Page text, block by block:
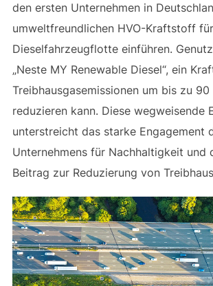
den ersten Unternehmen in
umweltfreundlichen HVO-Kraftstoff
Dieselfahrzeugflotte einführen.
„Neste MY Renewable Diesel“, ein
Treibhausgasemissionen um bis zu 90
reduzieren kann. Diese wegweisende
unterstreicht das starke Engagement
Unternehmens für Nachhaltigkeit und
Beitrag zur Reduzierung von